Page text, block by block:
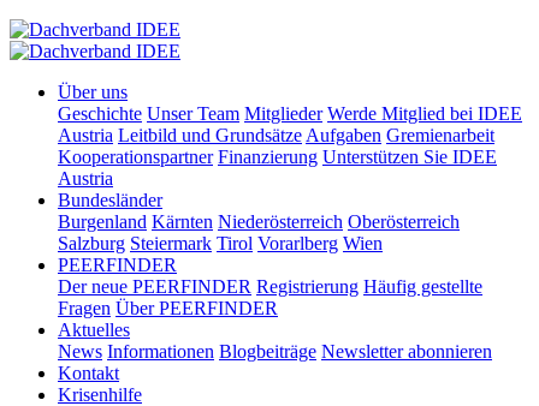
Über uns
Geschichte Unser Team Mitglieder Werde Mitglied bei IDEE
Austria Leitbild und Grundsätze Aufgaben Gremienarbeit
Kooperationspartner Finanzierung Unterstützen Sie IDEE
Austria
Bundesländer
Burgenland Kärnten Niederösterreich Oberösterreich
Salzburg Steiermark Tirol Vorarlberg Wien
PEERFINDER
Der neue PEERFINDER Registrierung Häufig gestellte
Fragen Über PEERFINDER
Aktuelles
News Informationen Blogbeiträge Newsletter abonnieren
Kontakt
Krisenhilfe